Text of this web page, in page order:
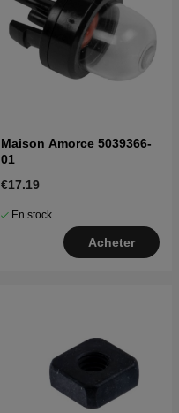
Maison Amorce 5039366-
01
€17.19
En stock
Acheter